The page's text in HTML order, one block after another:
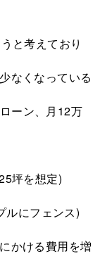
と考えており
なくなっている
ーン、月12万
坪を想定)
にフェンス)
かける費用を増